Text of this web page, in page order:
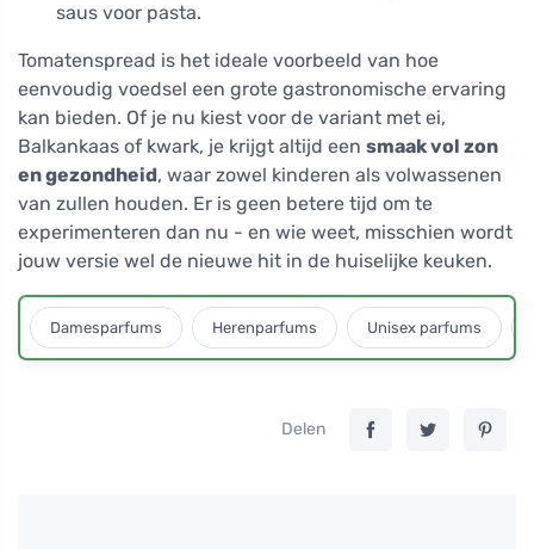
saus voor pasta.
Tomatenspread is het ideale voorbeeld van hoe
eenvoudig voedsel een grote gastronomische ervaring
kan bieden. Of je nu kiest voor de variant met ei,
Balkankaas of kwark, je krijgt altijd een smaak vol zon
en gezondheid, waar zowel kinderen als volwassenen
van zullen houden. Er is geen betere tijd om te
experimenteren dan nu - en wie weet, misschien wordt
jouw versie wel de nieuwe hit in de huiselijke keuken.
Damesparfums Herenparfums Unisex parfums
Delen